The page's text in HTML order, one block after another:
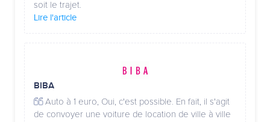
soit le trajet.
Lire l'article
BIBA
Auto à 1 euro, Oui, c'est possible. En fait, il s'agit
de convoyer une voiture de location de ville à ville